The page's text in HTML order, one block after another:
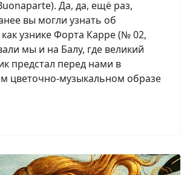
Да, да, ещё раз,
вы могли узнать об
узнике Форта Карре (№ 02,
мы и на Балу, где великий
предстал перед нами в
цветочно-музыкальном образе